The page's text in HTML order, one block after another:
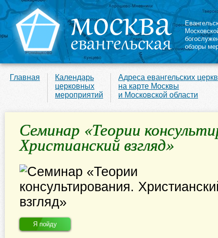
обзоры
Главная
Календарь
церковных
мероприятий
Адреса евангельских
на карте Москвы
и Московской области
Семинар «Теории
Христианский взгляд»
Я пойду